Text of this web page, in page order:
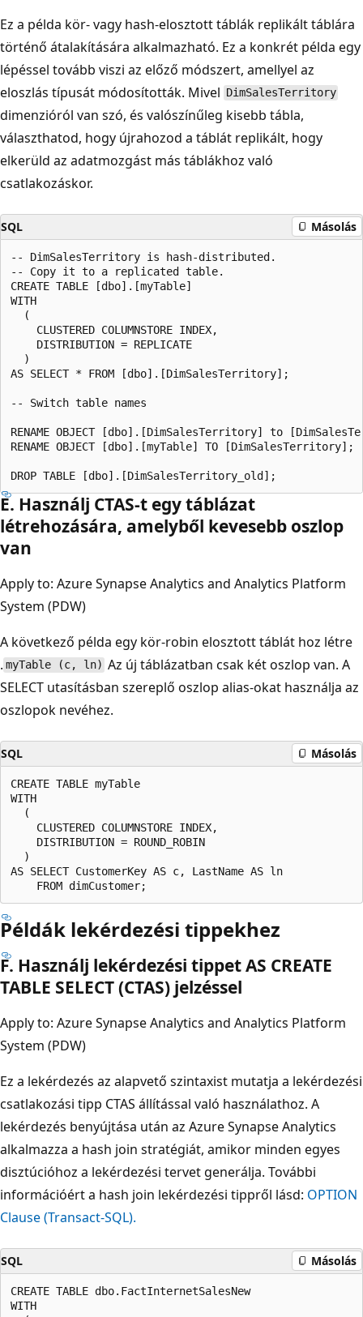
Ez a példa kör- vagy hash-elosztott táblák replikált táblára
történő átalakítására alkalmazható. Ez a konkrét példa egy
lépéssel tovább viszi az előző módszert, amellyel az
eloszlás típusát módosították. Mivel DimSalesTerritory
dimenzióról van szó, és valószínűleg kisebb tábla,
választhatod, hogy újrahozod a táblát replikált, hogy
elkerüld az adatmozgást más táblákhoz való
csatlakozáskor.
SQL Másolás
-- DimSalesTerritory is hash-distributed.
-- Copy it to a replicated table.
CREATE TABLE [dbo].[myTable]
WITH
  (
    CLUSTERED COLUMNSTORE INDEX,
    DISTRIBUTION = REPLICATE
  )
AS SELECT * FROM [dbo].[DimSalesTerritory];
-- Switch table names
RENAME OBJECT [dbo].[DimSalesTerritory] to
RENAME OBJECT [dbo].[myTable] TO [DimSalesTerritory];
E. Használj CTAS-t egy táblázat
létrehozására, amelyből kevesebb oszlop
van
Apply to: Azure Synapse Analytics and Analytics Platform
System (PDW)
A következő példa egy kör-robin elosztott táblát hoz létre
. myTable (c, ln) Az új táblázatban csak két oszlop van. A
SELECT utasításban szereplő oszlop alias-okat használja az
oszlopok nevéhez.
SQL Másolás
CREATE TABLE myTable
WITH
  (
    CLUSTERED COLUMNSTORE INDEX,
    DISTRIBUTION = ROUND_ROBIN
  )
AS SELECT CustomerKey AS c, LastName AS ln
Példák lekérdezési tippekhez
F. Használj lekérdezési tippet AS CREATE
TABLE SELECT (CTAS) jelzéssel
Apply to: Azure Synapse Analytics and Analytics Platform
System (PDW)
Ez a lekérdezés az alapvető szintaxist mutatja a lekérdezési
csatlakozási tipp CTAS állítással való használathoz. A
lekérdezés benyújtása után az Azure Synapse Analytics
alkalmazza a hash join stratégiát, amikor minden egyes
disztúcióhoz a lekérdezési tervet generálja. További
információért a hash join lekérdezési tippről lásd: OPTION
Clause (Transact-SQL).
SQL Másolás
CREATE TABLE dbo.FactInternetSalesNew
WITH